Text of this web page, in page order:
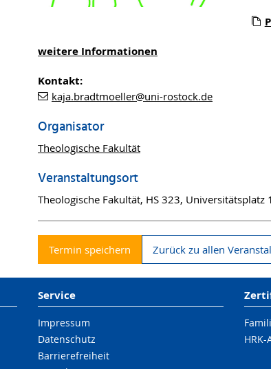
weitere Informationen
Kontakt:
kaja.bradtmoeller@uni-rostock.de
Organisator
Theologische Fakultät
Veranstaltungsort
Theologische Fakultät, HS 323, Universitätsplatz
Termin speichern Zurück zu allen
Service
Impressum
Datenschutz
Barrierefreiheit